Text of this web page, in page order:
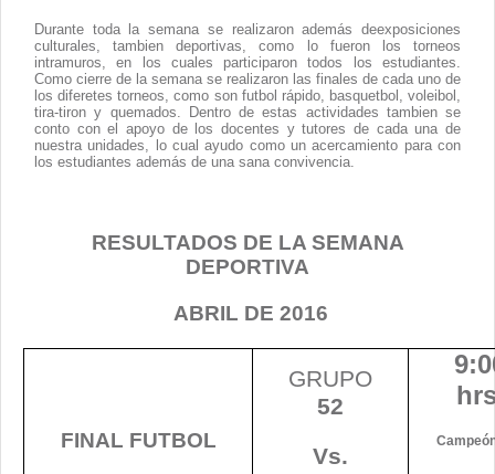
Durante toda la semana se realizaron además deexposiciones
culturales, tambien deportivas, como lo fueron los torneos
intramuros, en los cuales participaron todos los estudiantes.
Como cierre de la semana se realizaron las finales de cada uno de
los diferetes torneos, como son futbol rápido, basquetbol, voleibol,
tira-tiron y quemados. Dentro de estas actividades tambien se
conto con el apoyo de los docentes y tutores de cada una de
nuestra unidades, lo cual ayudo como un acercamiento para con
los estudiantes además de una sana convivencia.
RESULTADOS DE LA SEMANA
DEPORTIVA
ABRIL DE 2016
FINAL FUTBOL
GRUPO
52
Vs.